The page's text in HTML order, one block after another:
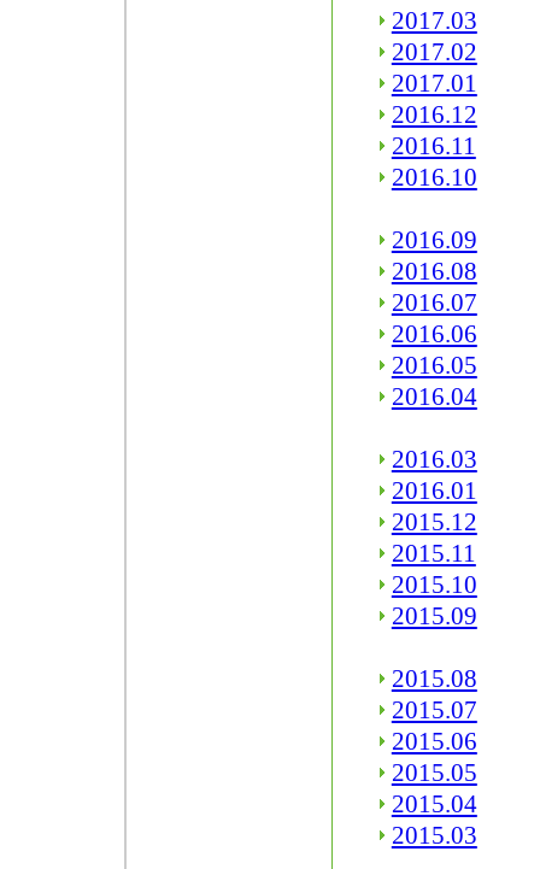
2017.03
2017.02
2017.01
2016.12
2016.11
2016.10
2016.09
2016.08
2016.07
2016.06
2016.05
2016.04
2016.03
2016.01
2015.12
2015.11
2015.10
2015.09
2015.08
2015.07
2015.06
2015.05
2015.04
2015.03